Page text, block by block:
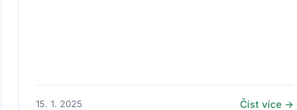
15. 1. 2025 Číst více →